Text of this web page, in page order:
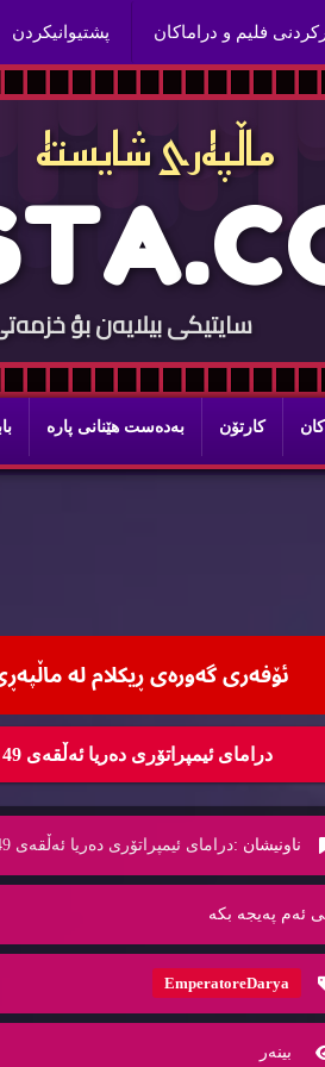
فلیم و دراماكان پشتیوانیكردن
ماڵپه‌ری شایسته‌
TA.C
سایتيكی بيلایه‌ن بؤ
كارتۆن به‌ده‌ست هێنانی پاره‌
ئۆفه‌ری گه‌وره‌ی ڕیكلام له‌
درامای ئیمپراتۆری ده‌ریا ئه‌ڵقه‌ی 49 Emperatore Darya
ناونیشان :درامای ئیمپراتۆری ده‌ریا ئه‌ڵقه‌ی 49 Emperatore Darya
ئه‌م په‌یجه‌ بكه‌
EmperatoreDarya
بینه‌ر